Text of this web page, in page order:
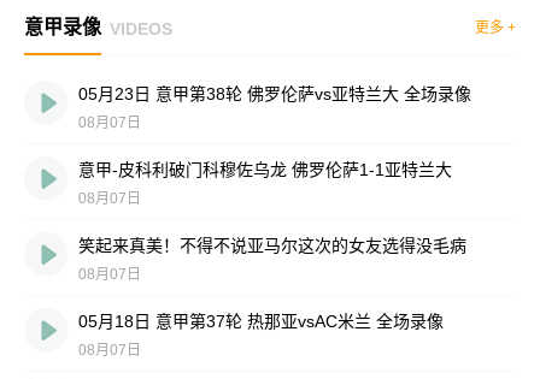
意甲录像 VIDEOS 更多 +
05月23日 意甲第38轮 佛罗伦萨vs亚特兰大 全场录像
08月07日
意甲-皮科利破门科穆佐乌龙 佛罗伦萨1-1亚特兰大
08月07日
笑起来真美！不得不说亚马尔这次的女友选得没毛病
08月07日
05月18日 意甲第37轮 热那亚vsAC米兰 全场录像
08月07日